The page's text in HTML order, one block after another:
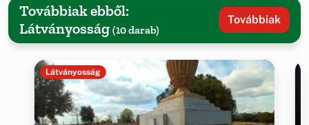
Továbbiak ebből:
Látványosság (10 darab)
Továbbiak
Látványosság